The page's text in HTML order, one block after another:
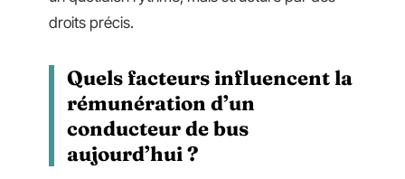
droits précis.
Quels facteurs influencent la
rémunération d’un
conducteur de bus
aujourd’hui ?